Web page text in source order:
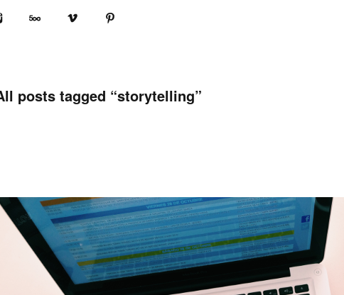
posts tagged “storytelling”